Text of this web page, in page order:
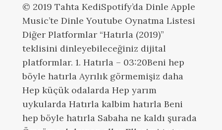
© 2019 Tahta KediSpotify’da Dinle Apple
Music’te Dinle Youtube Oynatma Listesi
Diğer Platformlar “Hatırla (2019)”
teklisini dinleyebileceğiniz dijital
platformlar. 1. Hatırla – 03:20Beni hep
böyle hatırla Ayrılık görmemişiz daha
Hep küçük odalarda Hep yarım
uykularda Hatırla kalbim hatırla Beni
hep böyle hatırla Sabaha ne kaldı şurada